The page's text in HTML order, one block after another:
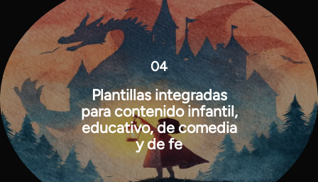
04
Plantillas integradas
para contenido infantil,
educativo, de comedia
y de fe